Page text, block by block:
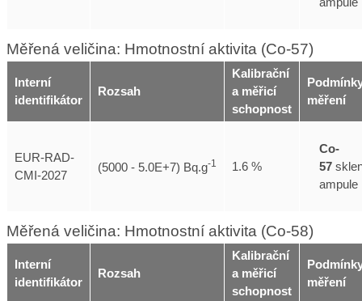
Měřená veličina: Hmotnostní aktivita (Co-57)
Interní
identifikátor
Rozsah
Kalibrační
a měřicí
schopnost
měření
EUR-RAD-
CMI-2027
(5000 - 5.0E+7) Bq.g-1 1.6 %
Co-
57
ampule
Měřená veličina: Hmotnostní aktivita (Co-58)
Interní
identifikátor
Rozsah
Kalibrační
a měřicí
schopnost
měření